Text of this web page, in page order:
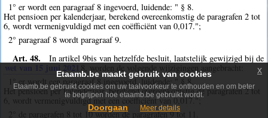
1° er wordt een paragraaf 8 ingevoerd, luidende: " § 8.
Het pensioen per kalenderjaar, berekend overeenkomstig de paragrafen 2 tot
6, wordt vermenigvuldigd met een coëfficiënt van 0,017.";
2° paragraaf 8 wordt paragraaf 9.
Art. 48. In artikel 9bis van hetzelfde besluit, laatstelijk gewijzigd bij de
8 , worden de volgende wijzigingen aangebracht:
1° er wordt een paragraaf 8 ingevoerd, luidende: " § 8.
Het pensioen per kalenderjaar, berekend overeenkomstig de paragrafen 2 tot
6, wordt vermenigvuldigd met een coëfficiënt van 0,017.";
2° de paragrafen 8 tot 10 worden de paragrafen 9 tot 11.
Etaamb.be maakt gebruik van cookies
Etaamb.be gebruikt cookies om uw taalvoorkeur te onthouden en om beter
te begrijpen hoe etaamb.be gebruikt wordt.
Doorgaan Meer details
x